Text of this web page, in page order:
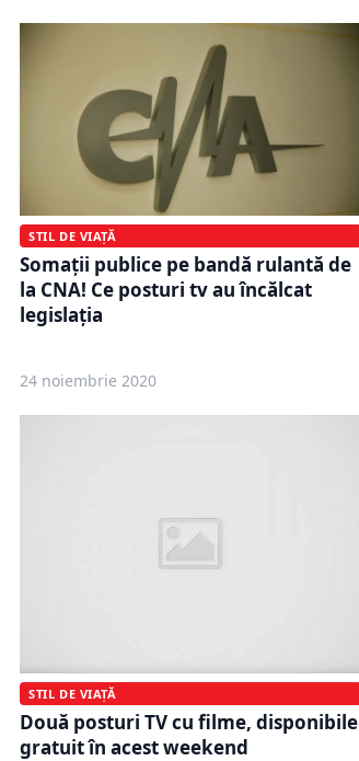
STIL DE VIAȚĂ
Somații publice pe bandă rulantă de
la CNA! Ce posturi tv au încălcat
legislația
24 noiembrie 2020
STIL DE VIAȚĂ
Două posturi TV cu filme, disponibile
gratuit în acest weekend